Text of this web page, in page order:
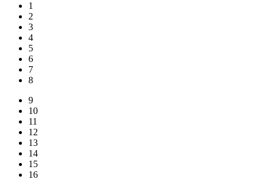
1
2
3
4
5
6
7
8
9
10
11
12
13
14
15
16